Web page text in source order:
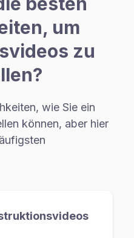
um
zu
wie Sie ein
können, aber hier